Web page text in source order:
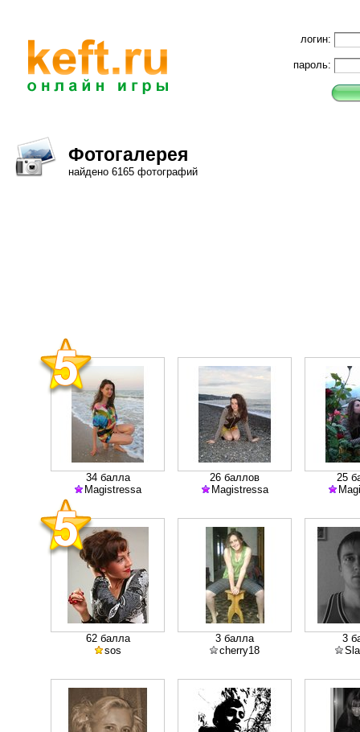
логин:
пароль:
Фотогалерея
найдено 6165 фотографий
34 балла
Magistressa
26 баллов
Magistressa
25
62 балла
sos
3 балла
cherry18
3